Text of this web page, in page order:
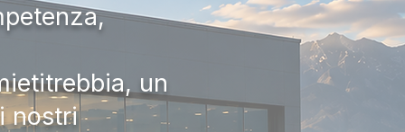
un
nostri